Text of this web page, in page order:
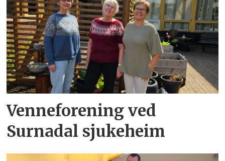
Tag:
pårørendeforeninga
for
surnadal
sjukeheim
Venneforening ved
Surnadal sjukeheim